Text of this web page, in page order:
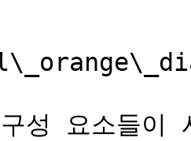
성 요소들이